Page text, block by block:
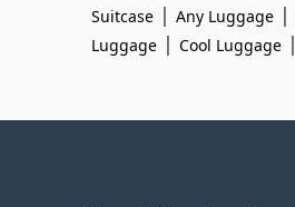
Suitcase | Any Luggage |
Luggage | Cool Luggage |